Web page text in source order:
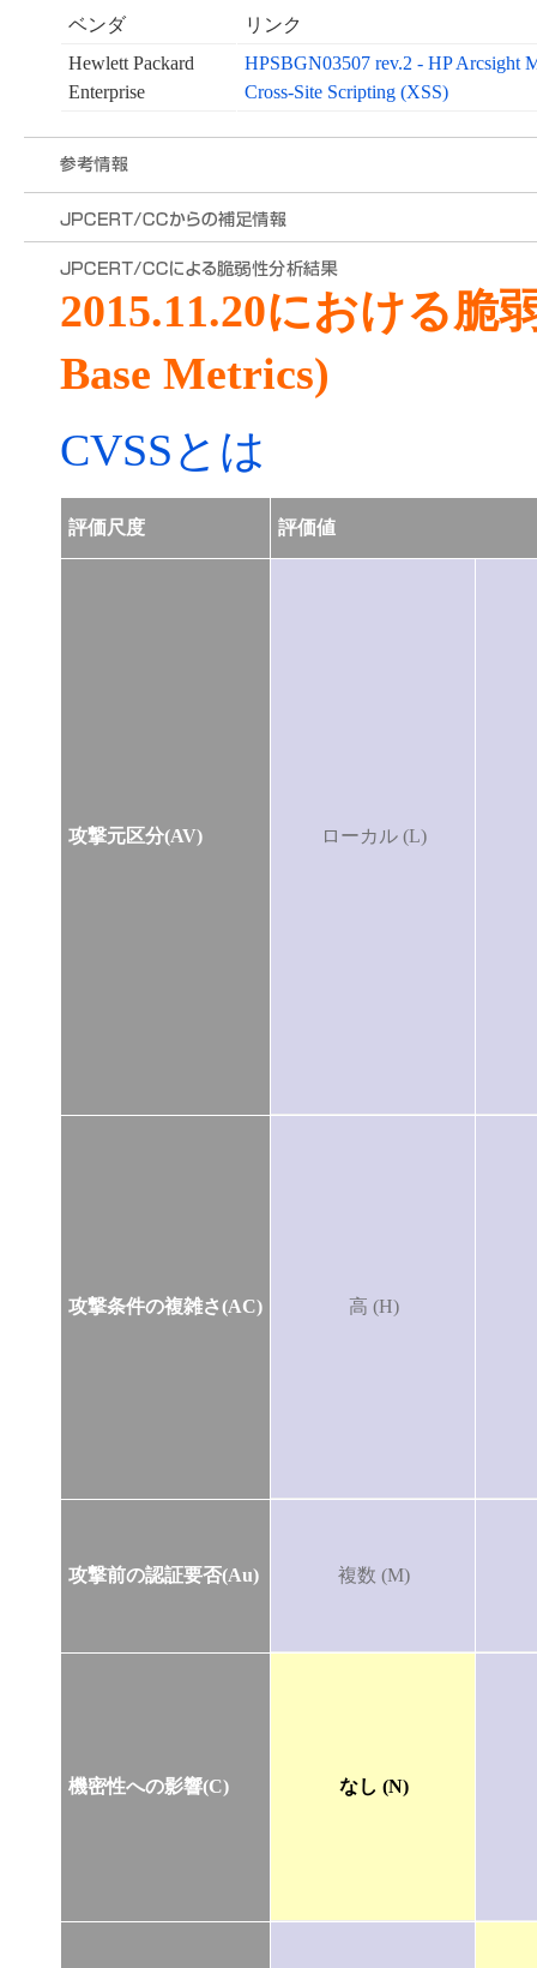
ベンダ
リンク
Hewlett Packard
Enterprise
HPSBGN03507 rev.2 - HP Arcsight
Cross-Site Scripting (XSS)
2015.11.20における脆
Base Metrics)
CVSSとは
評価尺度 評価値
攻撃元区分(AV) ローカル (L)
攻撃条件の複雑さ(AC) 高 (H)
攻撃前の認証要否(Au) 複数 (M)
機密性への影響(C) なし (N)